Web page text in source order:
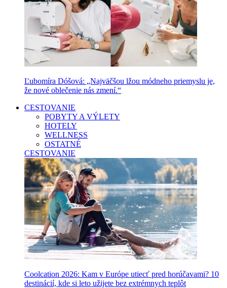
Ľubomíra Dóšová: „Najväčšou lžou módneho priemyslu je,
že nové oblečenie nás zmení.“
CESTOVANIE
POBYTY A VÝLETY
HOTELY
WELLNESS
OSTATNÉ
CESTOVANIE
Coolcation 2026: Kam v Európe utiecť pred horúčavami? 10
destinácií, kde si leto užijete bez extrémnych teplôt